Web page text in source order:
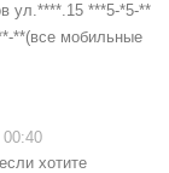
ул.****.15 ***5-*5-**
**(все мобильные
хотите